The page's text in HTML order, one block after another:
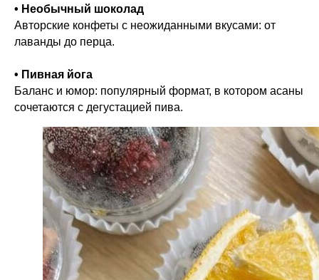
• Необычный шоколад
Авторские конфеты с неожиданными вкусами: от
лаванды до перца.
• Пивная йога
Баланс и юмор: популярный формат, в котором асаны
сочетаются с дегустацией пива.